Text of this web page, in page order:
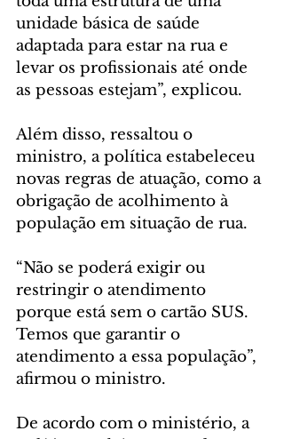
unidade básica de saúde
adaptada para estar na rua e
levar os profissionais até onde
as pessoas estejam”, explicou.
Além disso, ressaltou o
ministro, a política estabeleceu
novas regras de atuação, como a
obrigação de acolhimento à
população em situação de rua.
“Não se poderá exigir ou
restringir o atendimento
porque está sem o cartão SUS.
Temos que garantir o
atendimento a essa população”,
afirmou o ministro.
De acordo com o ministério, a